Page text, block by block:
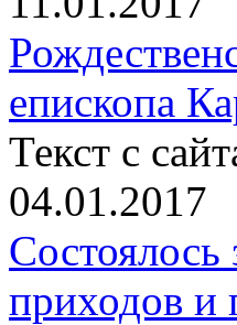
епископа
Текст с
04.01.2017
приходов и